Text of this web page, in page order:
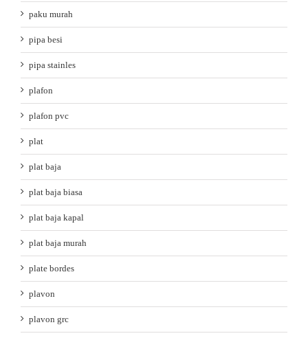
paku murah
pipa besi
pipa stainles
plafon
plafon pvc
plat
plat baja
plat baja biasa
plat baja kapal
plat baja murah
plate bordes
plavon
plavon grc